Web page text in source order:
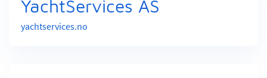
YachtServices AS
yachtservices.no